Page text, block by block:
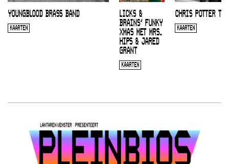
YOUNGBLOOD BRASS BAND
KAARTEN
LICKS &
BRAINS’ FUNKY
XMAS MET MRS.
HIPS & JARED
GRANT
KAARTEN
CHRIS POTTER
KAARTEN